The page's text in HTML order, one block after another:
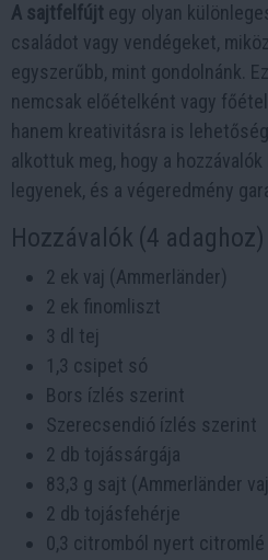
A sajtfelfújt egy olyan
családot vagy vendégeket,
egyszerűbb, mint gondolnánk.
nemcsak előételként vagy
hanem kreativitásra is
alkottuk meg, hogy a
legyenek, és a végeredmény
Hozzávalók (4 adaghoz)
2 ek vaj (Ammerländer)
2 ek finomliszt
3 dl tej
1,3 csipet só
Bors ízlés szerint
Szerecsendió ízlés szerint
2 db tojássárgája
83,3 g sajt (Ammerländer
2 db tojásfehérje
0,3 citromból nyert citromlé